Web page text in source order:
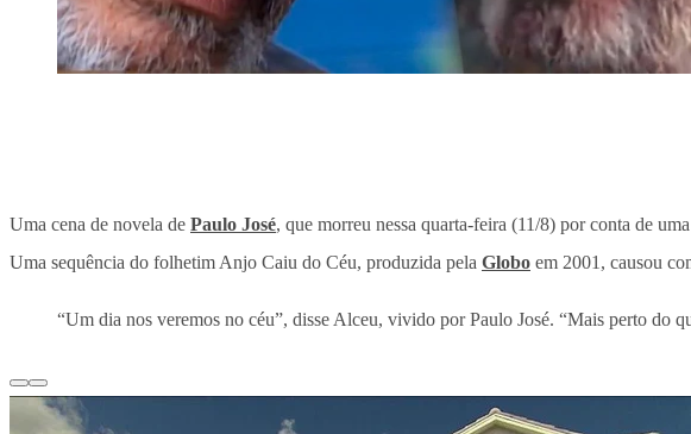
Uma cena de novela de Paulo José, que morreu nessa quarta-feira (11/8) por conta de
Uma sequência do folhetim Anjo Caiu do Céu, produzida pela Globo em 2001, causou
“Um dia nos veremos no céu”, disse Alceu, vivido por Paulo José. “Mais perto do